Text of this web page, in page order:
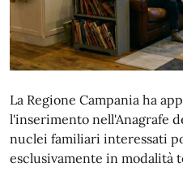
La Regione Campania ha
l'inserimento nell'Anagrafe
nuclei familiari interessati
esclusivamente in modalità